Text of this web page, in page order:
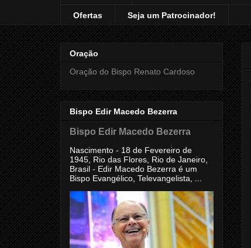
Ofertas Seja um Patrocinador!
Oração
Oração do Bispo Renato Cardoso
Bispo Edir Macedo Bezerra
Bispo Edir Macedo Bezerra
Nascimento - 18 de Fevereiro de
1945, Rio das Flores, Rio de Janeiro,
Brasil - Edir Macedo Bezerra é um
Bispo Evangélico, Televangelista, ...